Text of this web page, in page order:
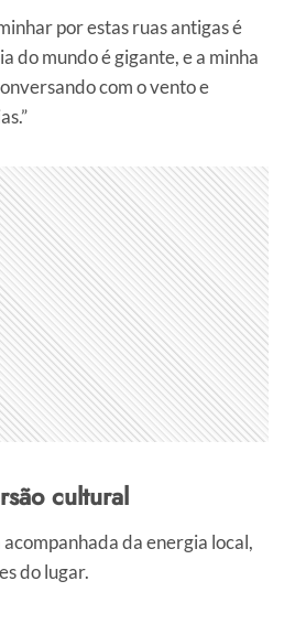
por estas ruas antigas é
do mundo é gigante, e a minha
com o vento e
cultural
da energia local,
do lugar.